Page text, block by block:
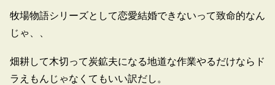
牧場物語シリーズとして恋愛結婚できないって致命的なん
じゃ、、
畑耕して木切って炭鉱夫になる地道な作業やるだけならド
ラえもんじゃなくてもいい訳だし。